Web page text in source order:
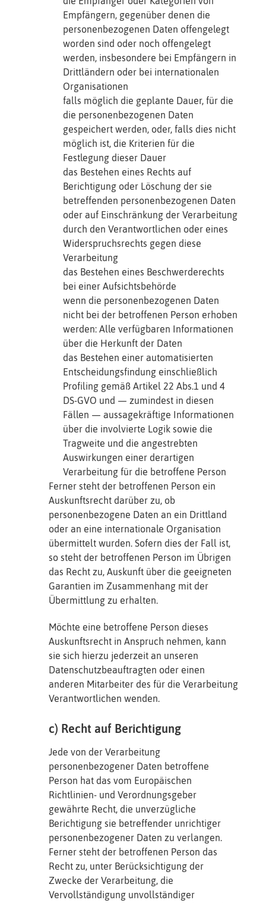
Empfängern, gegenüber denen die
personenbezogenen Daten offengelegt
worden sind oder noch offengelegt
werden, insbesondere bei Empfängern in
Drittländern oder bei internationalen
Organisationen
falls möglich die geplante Dauer, für die
die personenbezogenen Daten
gespeichert werden, oder, falls dies nicht
möglich ist, die Kriterien für die
Festlegung dieser Dauer
das Bestehen eines Rechts auf
Berichtigung oder Löschung der sie
betreffenden personenbezogenen Daten
oder auf Einschränkung der Verarbeitung
durch den Verantwortlichen oder eines
Widerspruchsrechts gegen diese
Verarbeitung
das Bestehen eines Beschwerderechts
bei einer Aufsichtsbehörde
wenn die personenbezogenen Daten
nicht bei der betroffenen Person erhoben
werden: Alle verfügbaren Informationen
über die Herkunft der Daten
das Bestehen einer automatisierten
Entscheidungsfindung einschließlich
Profiling gemäß Artikel 22 Abs.1 und 4
DS-GVO und — zumindest in diesen
Fällen — aussagekräftige Informationen
über die involvierte Logik sowie die
Tragweite und die angestrebten
Auswirkungen einer derartigen
Verarbeitung für die betroffene Person
Ferner steht der betroffenen Person ein
Auskunftsrecht darüber zu, ob
personenbezogene Daten an ein Drittland
oder an eine internationale Organisation
übermittelt wurden. Sofern dies der Fall ist,
so steht der betroffenen Person im Übrigen
das Recht zu, Auskunft über die geeigneten
Garantien im Zusammenhang mit der
Übermittlung zu erhalten.
Möchte eine betroffene Person dieses
Auskunftsrecht in Anspruch nehmen, kann
sie sich hierzu jederzeit an unseren
Datenschutzbeauftragten oder einen
anderen Mitarbeiter des für die Verarbeitung
Verantwortlichen wenden.
c) Recht auf Berichtigung
Jede von der Verarbeitung
personenbezogener Daten betroffene
Person hat das vom Europäischen
Richtlinien- und Verordnungsgeber
gewährte Recht, die unverzügliche
Berichtigung sie betreffender unrichtiger
personenbezogener Daten zu verlangen.
Ferner steht der betroffenen Person das
Recht zu, unter Berücksichtigung der
Zwecke der Verarbeitung, die
Vervollständigung unvollständiger